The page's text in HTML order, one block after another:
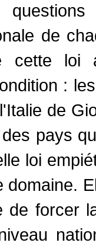
de
cette loi
:
de
pays
loi
domaine.
de forcer